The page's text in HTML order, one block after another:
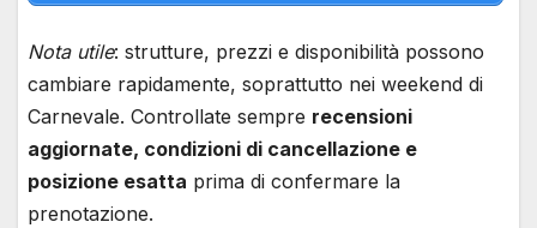
Nota utile: strutture, prezzi e disponibilità possono
cambiare rapidamente, soprattutto nei weekend di
Carnevale. Controllate sempre recensioni
aggiornate, condizioni di cancellazione e
posizione esatta prima di confermare la
prenotazione.